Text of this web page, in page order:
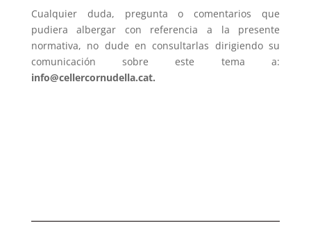
Cualquier duda, pregunta o comentarios que
pudiera albergar con referencia a la presente
normativa, no dude en consultarlas dirigiendo su
comunicación sobre este tema a:
info@cellercornudella.cat.